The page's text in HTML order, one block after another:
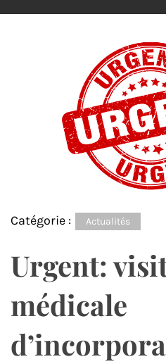
Catégorie : Actualités
Urgent:
médicale